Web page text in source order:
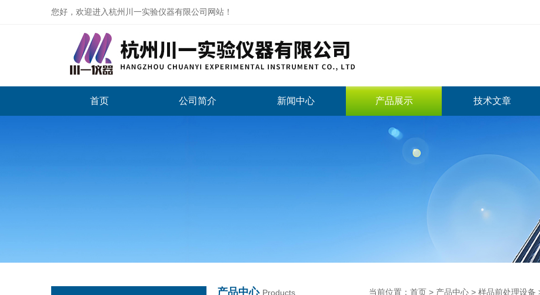
您好，欢迎进入杭州川一实验仪器有限公司网站！
首页 公司简介 新闻中心 产品展示 技术文章
产品中心 Products 当前位置： 首页 > 产品中心 > 样品前处理设备